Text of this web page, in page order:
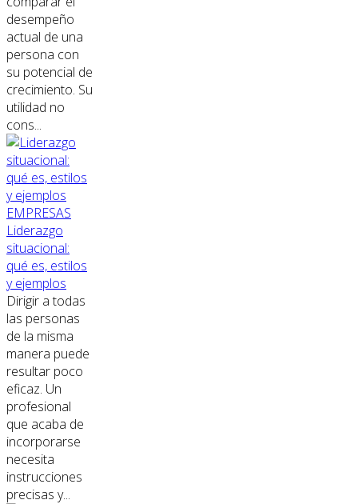
desempeño
actual de una
persona con
su potencial de
crecimiento. Su
utilidad no
cons...
EMPRESAS
Liderazgo
situacional:
qué es, estilos
y ejemplos
Dirigir a todas
las personas
de la misma
manera puede
resultar poco
eficaz. Un
profesional
que acaba de
incorporarse
necesita
instrucciones
precisas y...